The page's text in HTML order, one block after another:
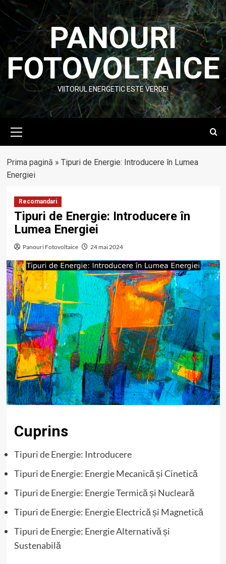
Skip
to
content
PANOURI
FOTOVOLTAICE
VIITORUL ENERGETIC ESTE VERDE!
Menu
Prima pagină » Tipuri de Energie: Introducere în Lumea
Energiei
Recomandari
Tipuri de Energie: Introducere în
Lumea Energiei
Panouri Fotovoltaice 24 mai 2024
Cuprins
Tipuri de Energie: Introducere
Tipuri de Energie: Energie Mecanică și Cinetică
Tipuri de Energie: Energie Termică și Nucleară
Tipuri de Energie: Energie Electrică și Magnetică
Tipuri de Energie: Energie Alternativă și
Sustenabilă